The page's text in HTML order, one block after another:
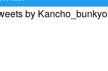
by Kancho_bunkyo